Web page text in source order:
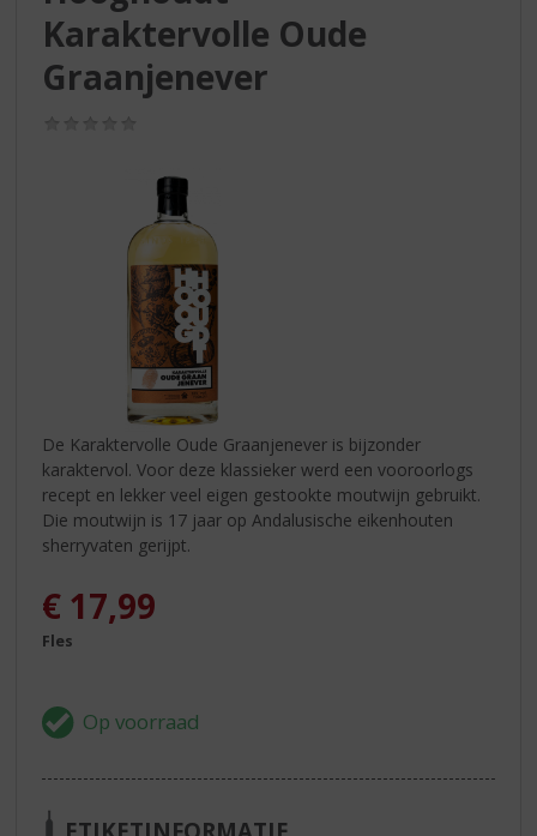
Karaktervolle Oude
Graanjenever
De Karaktervolle Oude Graanjenever is bijzonder
karaktervol. Voor deze klassieker werd een vooroorlogs
recept en lekker veel eigen gestookte moutwijn gebruikt.
Die moutwijn is 17 jaar op Andalusische eikenhouten
sherryvaten gerijpt.
€ 17,99
Fles